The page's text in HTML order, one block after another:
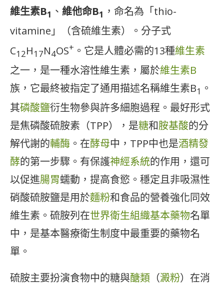
維生素B1 、 維他命B1 ，命名為「thio-
vitamine」（含硫維生素）。分子式
C12H17N4OS+ 。它是人體必需的13種維生素
之一，是一種水溶性維生素，屬於維生素B
族，它最終被指定了通用描述名稱維生素B1 。
其磷酸鹽衍生物參與許多細胞過程。最好形式
是焦磷酸硫胺素（TPP），是糖和胺基酸的分
解代謝的輔酶 。在酵母中，TPP中也是酒精發
酵的第一步驟。有保護神經系統的作用，還可
以促進腸胃蠕動，提高食慾。穩定且非吸濕性
硝酸硫胺鹽是用於麵粉和食品的營養強化同效
維生素。硫胺列在世界衛生組織基本藥物名單
中，是基本醫療衛生制度中最重要的藥物名
單。
硫胺主要扮演食物中的糖與醣類 （澱粉）在消